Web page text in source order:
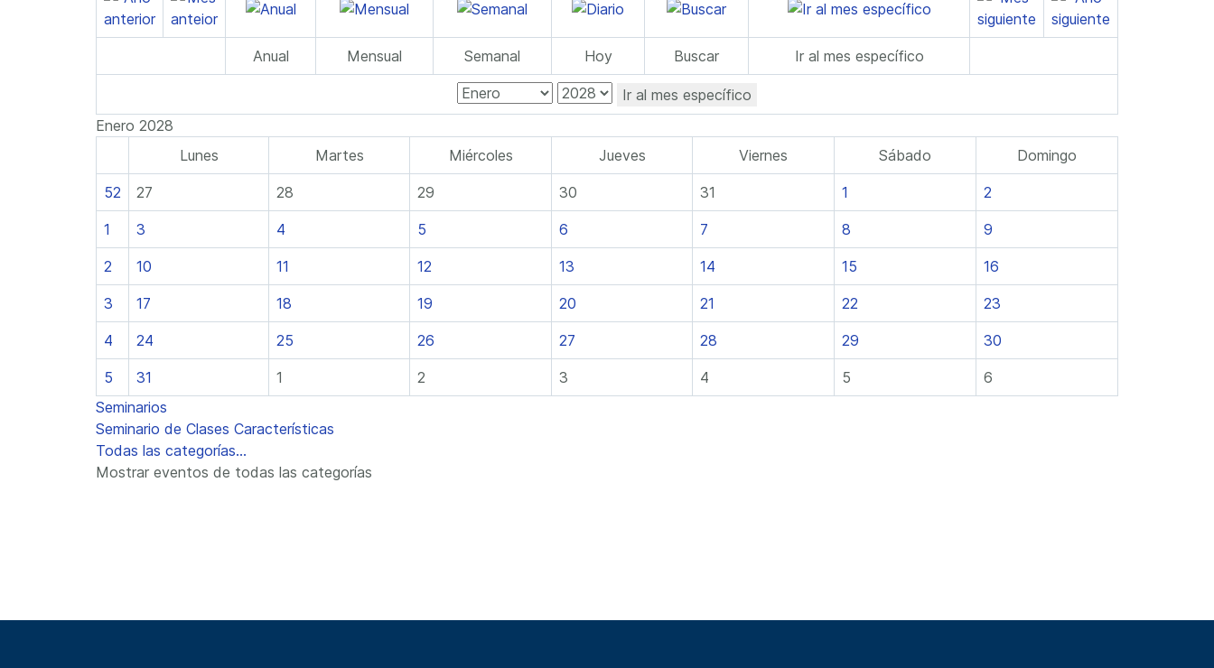
Anual Mensual Semanal Hoy Buscar Ir al mes específico
Ir al mes específico
Enero 2028
Lunes
Martes Miércoles Jueves Viernes Sábado Domingo
52 27 28 29 30 31 1 2
1 3 4 5 6 7 8 9
2 10 11 12 13 14 15 16
3 17 18 19 20 21 22 23
4 24 25 26 27 28 29 30
5 31 1 2 3 4 5
6
Seminarios
Seminario de Clases Características
Todas las categorías...
Mostrar eventos de todas las categorías